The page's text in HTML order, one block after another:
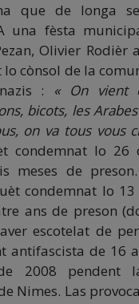
que de longa
una fèsta
Olivier Rodièr
cònsol de la
: « On vient
bicots, les
on va tous vous
condemnat lo 26
meses de
condemnat lo
ans de preson
escotelat de
antifascista de 16
2008 pendent
Nimes. Las